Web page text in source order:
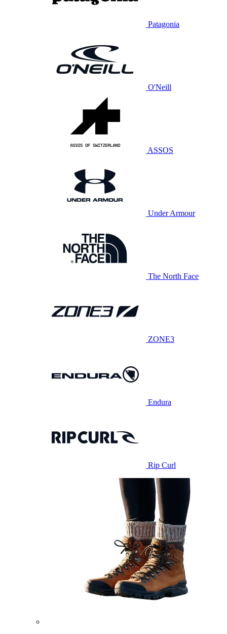
Patagonia
O'Neill
ASSOS
Under Armour
The North Face
ZONE3
Endura
Rip Curl